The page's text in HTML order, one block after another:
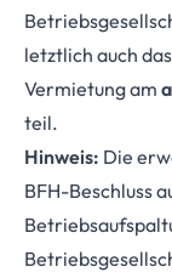
letztlich auch
Vermietung am
teil.
Hinweis: Die
BFH-Beschluss